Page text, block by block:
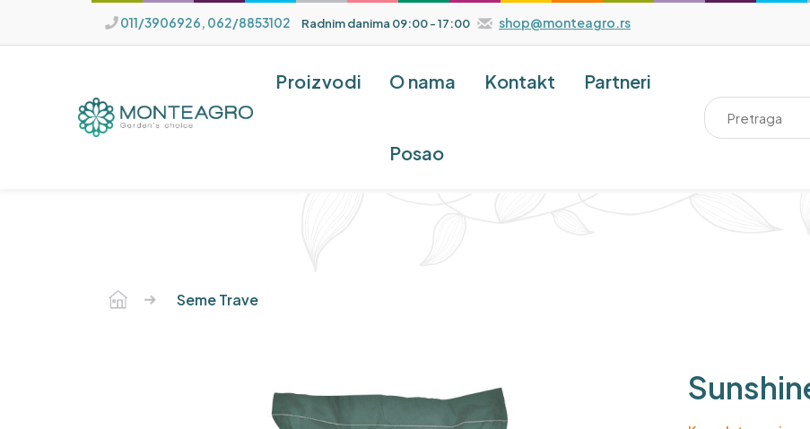
011/3906926, 062/8853102 Radnim danima 09:00 - 17:00 shop@monteagro.rs
Proizvodi O nama Kontakt Partneri
Posao
Seme Trave